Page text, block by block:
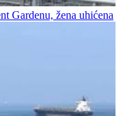
Gardenu, žena uhićena